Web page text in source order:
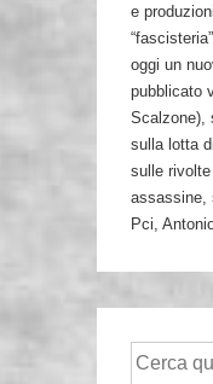
e
oggi un
pubblicato
Scalzone),
sulla lotta
sulle
assassine,
Pci,
Cerca: